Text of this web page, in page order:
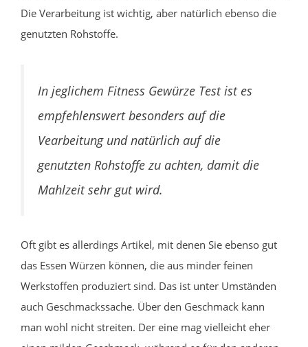
Die Verarbeitung ist wichtig, aber natürlich ebenso die
genutzten Rohstoffe.
In jeglichem Fitness Gewürze Test ist es
empfehlenswert besonders auf die
Vearbeitung und natürlich auf die
genutzten Rohstoffe zu achten, damit die
Mahlzeit sehr gut wird.
Oft gibt es allerdings Artikel, mit denen Sie ebenso gut
das Essen Würzen können, die aus minder feinen
Werkstoffen produziert sind. Das ist unter Umständen
auch Geschmackssache. Über den Geschmack kann
man wohl nicht streiten. Der eine mag vielleicht eher